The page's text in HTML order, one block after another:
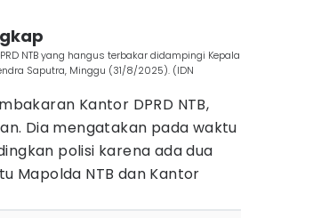
NTB yang hangus terbakar didampingi Kepala
Saputra, Minggu (31/8/2025). (IDN
Kantor DPRD NTB,
Dia mengatakan pada waktu
polisi karena ada dua
Mapolda NTB dan Kantor